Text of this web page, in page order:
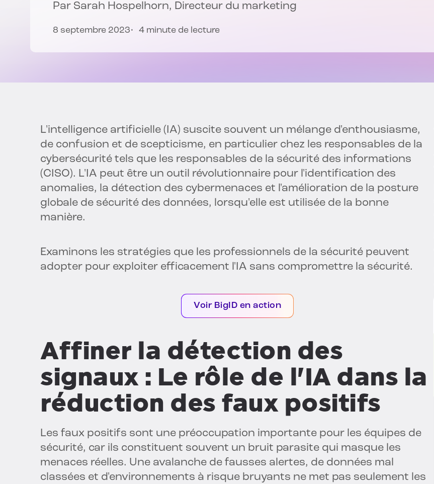
Par Sarah Hospelhorn, Directeur du marketing
8 septembre 2023 4 minute de lecture
L'intelligence artificielle (IA) suscite souvent un mélange d'enthousiasme,
de confusion et de scepticisme, en particulier chez les responsables de la
cybersécurité tels que les responsables de la sécurité des informations
(CISO). L'IA peut être un outil révolutionnaire pour l'identification des
anomalies, la détection des cybermenaces et l'amélioration de la posture
globale de sécurité des données, lorsqu'elle est utilisée de la bonne
manière.
Examinons les stratégies que les professionnels de la sécurité peuvent
adopter pour exploiter efficacement l'IA sans compromettre la sécurité.
Voir BigID en action
Affiner la détection des
signaux : Le rôle de l'IA dans la
réduction des faux positifs
Les faux positifs sont une préoccupation importante pour les équipes de
sécurité, car ils constituent souvent un bruit parasite qui masque les
menaces réelles. Une avalanche de fausses alertes, de données mal
classées et d'environnements à risque bruyants ne met pas seulement les